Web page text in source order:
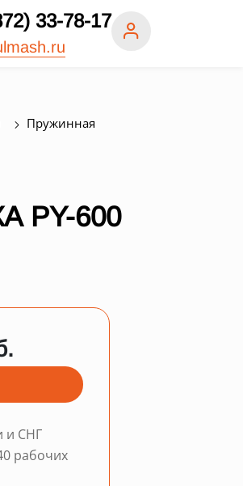
33-78-17
Пружинная
PY-600
и СНГ
рабочих